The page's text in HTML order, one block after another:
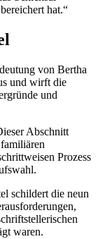
hat.“
von Bertha
und wirft die
und
Abschnitt
Prozess
schildert die neun
waren.